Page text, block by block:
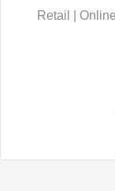
Retail |